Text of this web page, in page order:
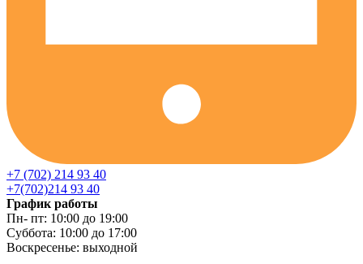
+7 (702) 214 93 40
+7(702)214 93 40
График работы
Пн- пт: 10:00 до 19:00
Суббота: 10:00 до 17:00
Воскресенье: выходной